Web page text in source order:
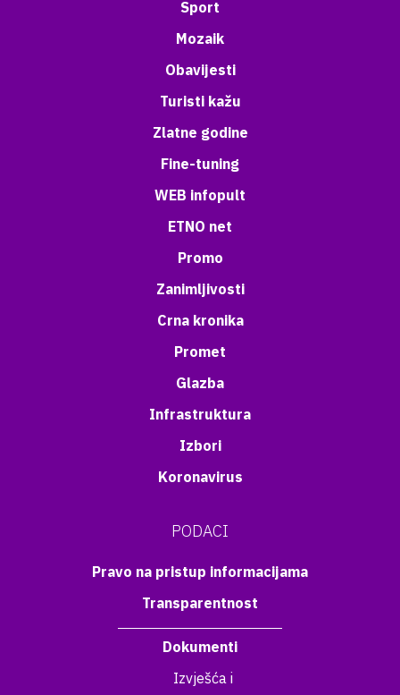
Sport
Mozaik
Obavijesti
Turisti kažu
Zlatne godine
Fine-tuning
WEB infopult
ETNO net
Promo
Zanimljivosti
Crna kronika
Promet
Glazba
Infrastruktura
Izbori
Koronavirus
PODACI
Pravo na pristup informacijama
Transparentnost
Dokumenti
Izvješća i